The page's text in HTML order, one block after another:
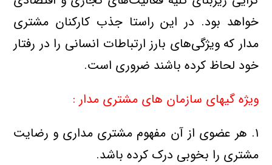
خواهد بود. در این راستا جذب کارکنان مشتری
مدار که ویژگی‌های بارز ارتباطات انسانی را در رفتار
خود لحاظ کرده باشند ضروری است.
ویژه گیهای سازمان های مشتری مدار :
۱. هر عضوی از آن مفهوم مشتری مداری و رضایت
مشتری را بخوبی درک کرده باشد.